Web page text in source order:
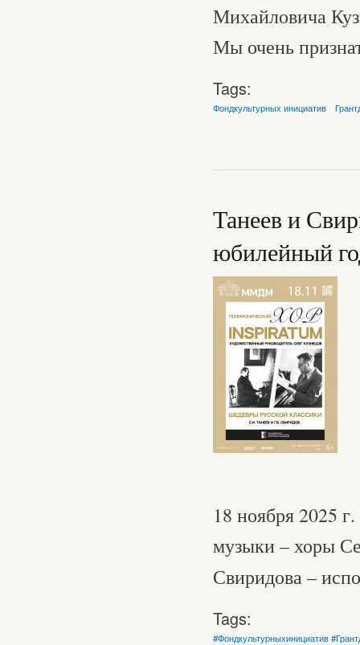
Михайловича
Мы очень
Tags:
Фондкультурных инициатив
Танеев и
юбилейный
18 ноября 2025
музыки – хоры
Свиридова –
Tags:
#Фондкультурныхинициатив